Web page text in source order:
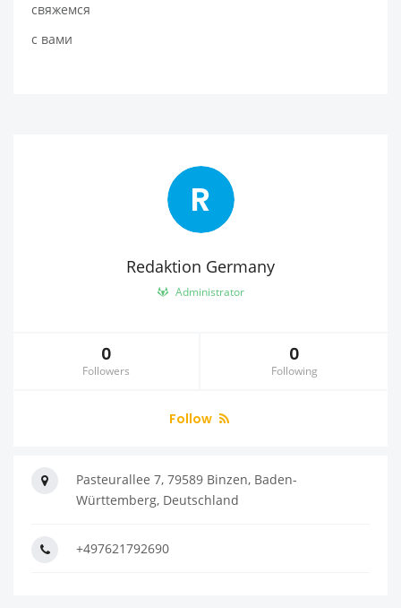
свяжемся
с вами
R
Redaktion Germany
Administrator
0
Followers
0
Following
Follow
Pasteurallee 7, 79589 Binzen, Baden-
Württemberg, Deutschland
+497621792690